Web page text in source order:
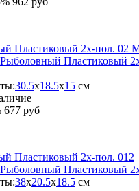
Пластиковый
30.5x18.5x15 см
677 руб
Пластиковый
38x20.5x18.5 см